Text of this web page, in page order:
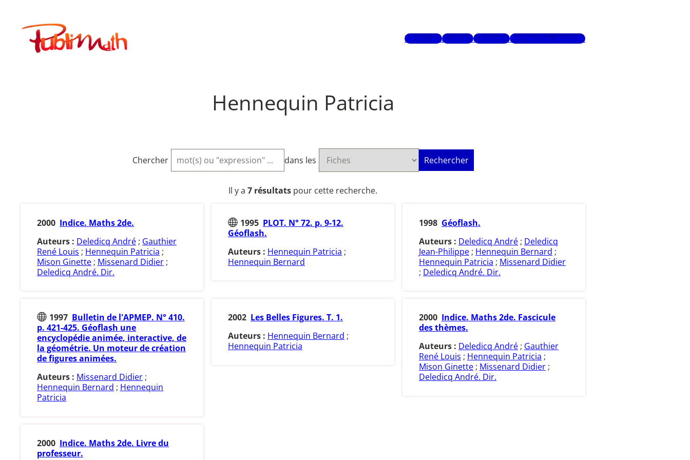
contenuPublimath
Mots-clésAuteursGlossaireRecherche avancée
Hennequin Patricia
Chercher dans les Rechercher
Il y a 7 résultats pour cette recherche.
2000 Indice. Maths 2de.
Auteurs : Deledicq André ; Gauthier
René Louis ; Hennequin Patricia ;
Mison Ginette ; Missenard Didier ;
Deledicq André. Dir.
1995 PLOT. N° 72. p. 9-12.
Géoflash.
Auteurs : Hennequin Patricia ;
Hennequin Bernard
1998 Géoflash.
Auteurs : Deledicq André ; Deledicq
Jean-Philippe ; Hennequin Bernard ;
Hennequin Patricia ; Missenard Didier
; Deledicq André. Dir.
1997 Bulletin de l'APMEP. N° 410.
p. 421-425. Géoflash une
encyclopédie animée, interactive, de
la géométrie. Un moteur de création
de figures animées.
Auteurs : Missenard Didier;
Hennequin Bernard ; Hennequin
Patricia
2002 Les Belles Figures. T. 1.
Auteurs : Hennequin Bernard ;
Hennequin Patricia
2000 Indice. Maths 2de. Fascicule
des thèmes.
Auteurs : Deledicq André; Gauthier
René Louis ; Hennequin Patricia ;
Mison Ginette; Missenard Didier;
Deledicq André. Dir.
2000 Indice. Maths 2de. Livre du
professeur.